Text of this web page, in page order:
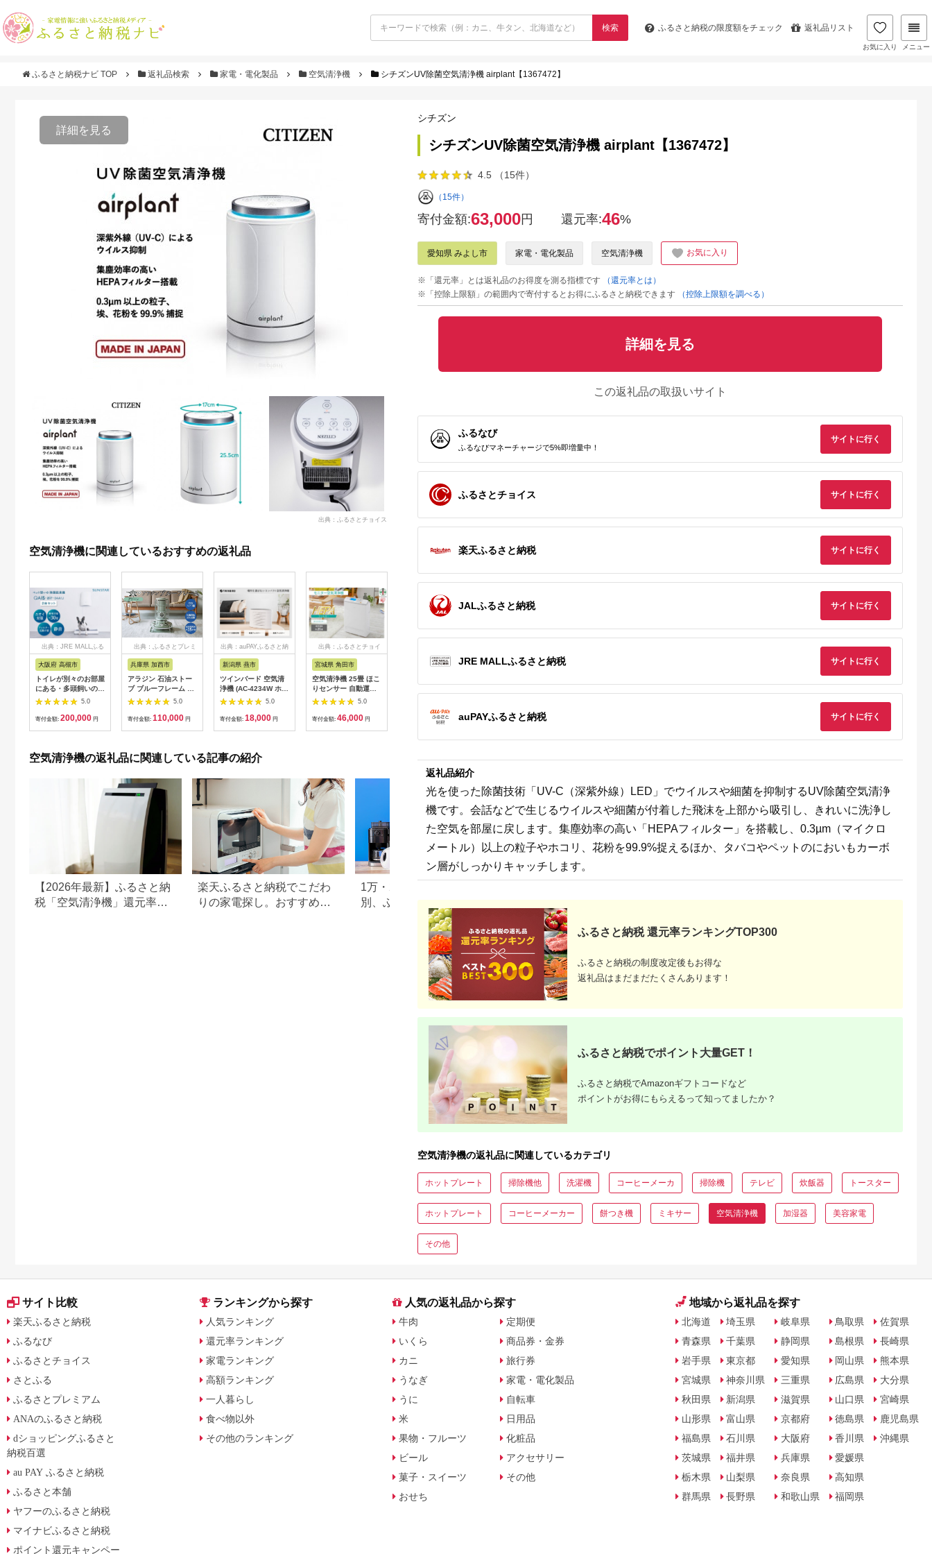
検索 ふるさと納税の限度額をチェック 返礼品リスト
お気に入り メニュー
ふるさと納税ナビ TOP 返礼品検索 家電・電化製品 空気清浄機 シチズンUV除菌空気清浄機 airplant【1367472】
詳細を見る
出典：ふるさとチョイス
空気清浄機に関連しているおすすめの返礼品
出典：JRE MALLふる
大阪府 高槻市
トイレが別々のお部屋
にある・多頭飼いの方
に◎ペット想いの除菌
脱臭機 2台 QAIS-air-
04A1J(空気清浄機) 家
脱臭 消臭 空気清浄機
5.0
寄付金額: 200,000 円
出典：ふるさとプレミ
兵庫県 加西市
アラジン 石油ストー
ブ ブルーフレーム グ
リーン 石油 暖房 キャ
ンプ アウトドア レト
ロ おしゃれ インテリ
房効率 冬
5.0
寄付金額: 110,000 円
出典：auPAYふるさと納
新潟県 燕市
ツインバード 空気清
浄機 (AC-4234W ホワ
イト ) 3畳用 コンパク
5.0
寄付金額: 18,000 円
出典：ふるさとチョイ
宮城県 角田市
空気清浄機 25畳 ほこ
りセンサー 自動運転
モード マイナスイオ
ン お手入れ簡単 モニ
ター空気清浄機 25畳
5.0
寄付金額: 46,000 円
さと納税
大阪府 八尾市
活家電 空気清浄 加湿
八尾市 返礼品】
350,000円
アム
佐賀県 みやき町
寄付金額:133,000
城県 大河原町
出典：楽天ふるさと納
税
ンサー 2WAY給水 お
W ホワイト
5.0
出典：マイナビふる
大阪府 門真市
寄付金額:
空気清浄機の返礼品に関連している記事の紹介
【2026年最新】ふるさと納
税「空気清浄機」還元率ラ
楽天ふるさと納税でこだわ
りの家電探し。おすすめラ
1万・2万・3万円！寄付金額
別、ふるさと納税の家電返
返礼品特集。液晶テレビ
「アクオス」は終了間近
シチズン
シチズンUV除菌空気清浄機 airplant【1367472】
4.5 （15件）
（15件）
寄付金額:63,000円 還元率:46%
愛知県 みよし市 家電・電化製品 空気清浄機 お気に入り
※「還元率」とは返礼品のお得度を測る指標です
（還元率とは）
※「控除上限額」の範囲内で寄付するとお得にふるさと納税できます
（控除上限額を調べる）
詳細を見る
この返礼品の取扱いサイト
ふるなび
ふるなびマネーチャージで5%即増量中！
サイトに行く
ふるさとチョイス サイトに行く
楽天ふるさと納税 サイトに行く
JALふるさと納税 サイトに行く
JRE MALLふるさと納税 サイトに行く
auPAYふるさと納税 サイトに行く
返礼品紹介
光を使った除菌技術「UV-C（深紫外線）LED」でウイルスや細菌を抑制するUV除菌空気清浄
機です。会話などで生じるウイルスや細菌が付着した飛沫を上部から吸引し、きれいに洗浄し
た空気を部屋に戻します。集塵効率の高い「HEPAフィルター」を搭載し、0.3µm（マイクロ
メートル）以上の粒子やホコリ、花粉を99.9%捉えるほか、タバコやペットのにおいもカーボ
ン層がしっかりキャッチします。
ふるさと納税 還元率ランキングTOP300
ふるさと納税の制度改定後もお得な
返礼品はまだまだたくさんあります！
ふるさと納税でポイント大量GET！
ふるさと納税でAmazonギフトコードなど
ポイントがお得にもらえるって知ってましたか？
空気清浄機の返礼品に関連しているカテゴリ
ホットプレート 掃除機他 洗濯機 コーヒーメーカ 掃除機 テレビ 炊飯器 トースター
ホットプレート コーヒーメーカー 餅つき機 ミキサー 空気清浄機 加湿器 美容家電
その他
サイト比較
楽天ふるさと納税
ふるなび
ふるさとチョイス
さとふる
ふるさとプレミアム
ANAのふるさと納税
dショッピングふるさと
納税百選
au PAY ふるさと納税
ふるさと本舗
ヤフーのふるさと納税
マイナビふるさと納税
ポイント還元キャンペー
ランキングから探す
人気ランキング
還元率ランキング
家電ランキング
高額ランキング
一人暮らし
食べ物以外
その他のランキング
人気の返礼品から探す
牛肉
いくら
カニ
うなぎ
うに
米
果物・フルーツ
ビール
菓子・スイーツ
おせち
定期便
商品券・金券
旅行券
家電・電化製品
自転車
日用品
化粧品
アクセサリー
その他
地域から返礼品を探す
北海道
青森県
岩手県
宮城県
秋田県
山形県
福島県
茨城県
栃木県
群馬県
埼玉県
千葉県
東京都
神奈川県
新潟県
富山県
石川県
福井県
山梨県
長野県
岐阜県
静岡県
愛知県
三重県
滋賀県
京都府
大阪府
兵庫県
奈良県
和歌山県
鳥取県
島根県
岡山県
広島県
山口県
徳島県
香川県
愛媛県
高知県
福岡県
佐賀県
長崎県
熊本県
大分県
宮崎県
鹿児島県
沖縄県